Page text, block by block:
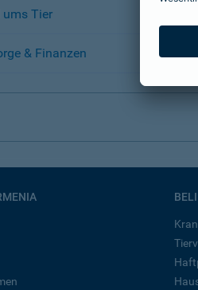
ums Tier
& Finanzen